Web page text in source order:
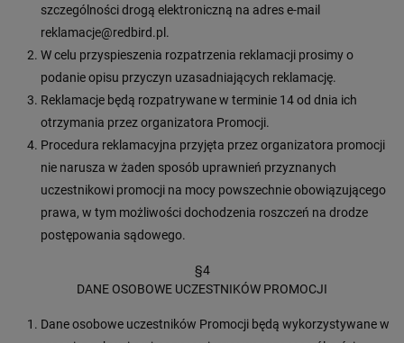
szczególności drogą elektroniczną na adres e-mail
reklamacje@redbird.pl.
W celu przyspieszenia rozpatrzenia reklamacji prosimy o
podanie opisu przyczyn uzasadniających reklamację.
Reklamacje będą rozpatrywane w terminie 14 od dnia ich
otrzymania przez organizatora Promocji.
Procedura reklamacyjna przyjęta przez organizatora promocji
nie narusza w żaden sposób uprawnień przyznanych
uczestnikowi promocji na mocy powszechnie obowiązującego
prawa, w tym możliwości dochodzenia roszczeń na drodze
postępowania sądowego.
§4
DANE OSOBOWE UCZESTNIKÓW PROMOCJI
Dane osobowe uczestników Promocji będą wykorzystywane w